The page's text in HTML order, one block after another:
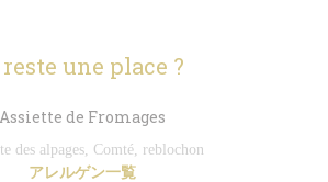
une place ?
Assiette de Fromages
des alpages, Comté, reblochon
アレルゲン一覧